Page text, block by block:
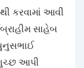
કરવામાં આવી
સાહેબ
આપી